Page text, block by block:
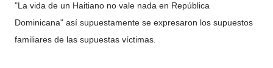
"La vida de un Haitiano no vale nada en República
Dominicana" así supuestamente se expresaron los supuestos
familiares de las supuestas víctimas.